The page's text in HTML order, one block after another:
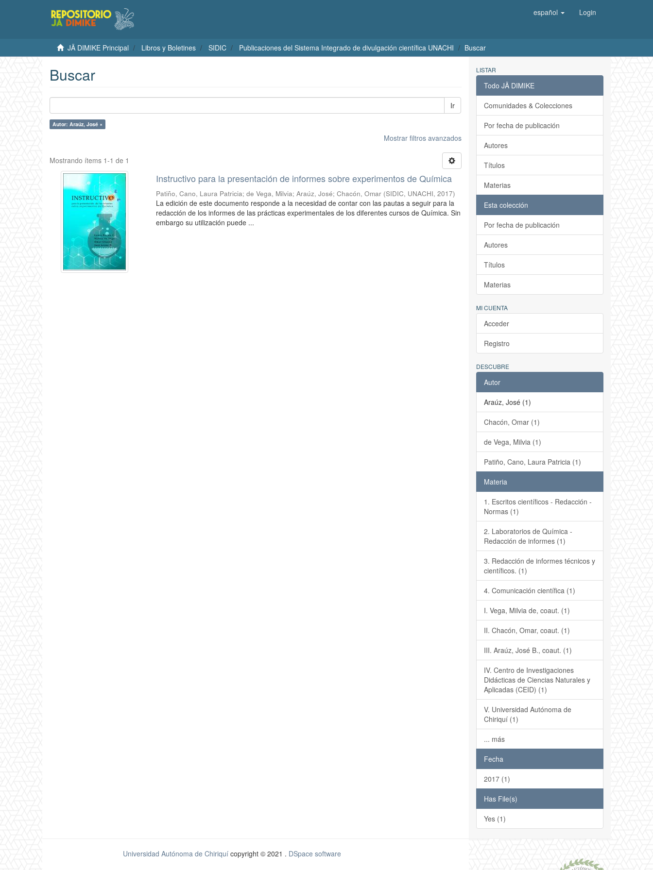
español Login
JÄ DIMIKE Principal Libros y Boletines SIDIC Publicaciones del Sistema Integrado de divulgación científica UNACHI Buscar
Buscar
Ir
Autor: Araúz, José ×
Mostrar filtros avanzados
Mostrando ítems 1-1 de 1
Instructivo para la presentación de informes sobre experimentos de Química
Patiño, Cano, Laura Patricia;de Vega, Milvia;Araúz, José;Chacón, Omar (SIDIC, UNACHI,2017)
La edición de este documento responde a la necesidad de contar con las pautas a seguir para la
redacción de los informes de las prácticas experimentales de los diferentes cursos de Química. Sin
embargo su utilización puede ...
LISTAR
Todo JÄ DIMIKE
Comunidades & Colecciones
Por fecha de publicación
Autores
Títulos
Materias
Esta colección
Por fecha de publicación
Autores
Títulos
Materias
MI CUENTA
Acceder
Registro
DESCUBRE
Autor
Araúz, José (1)
Chacón, Omar (1)
de Vega, Milvia (1)
Patiño, Cano, Laura Patricia (1)
Materia
1. Escritos científicos - Redacción -
Normas (1)
2. Laboratorios de Química -
Redacción de informes (1)
3. Redacción de informes técnicos y
científicos. (1)
4. Comunicación científica (1)
I. Vega, Milvia de, coaut. (1)
II. Chacón, Omar, coaut. (1)
III. Araúz, José B., coaut. (1)
IV. Centro de Investigaciones
Didácticas de Ciencias Naturales y
Aplicadas (CEID) (1)
V. Universidad Autónoma de
Chiriquí (1)
... más
Fecha
2017 (1)
Has File(s)
Yes (1)
Universidad Autónoma de Chiriquícopyright © 2021 . DSpace software